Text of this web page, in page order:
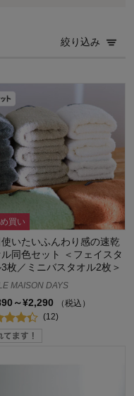
絞り込み
買い
いたいふんわり感の速乾
ル同色セット ＜フェイスタ
枚／ミニバスタオル2枚＞
MAISON DAYS
～¥2,290
（税込）
(12)